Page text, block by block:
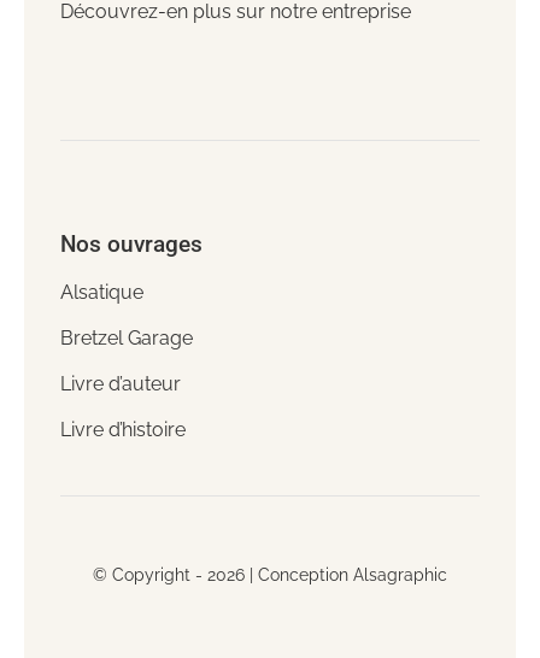
Découvrez-en plus sur notre entreprise
Nos ouvrages
Alsatique
Bretzel Garage
Livre d’auteur
Livre d’histoire
© Copyright - 2026 | Conception Alsagraphic